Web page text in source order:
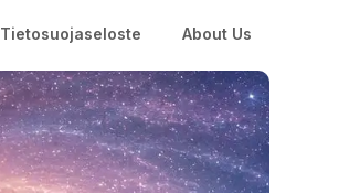
Tietosuojaseloste About Us